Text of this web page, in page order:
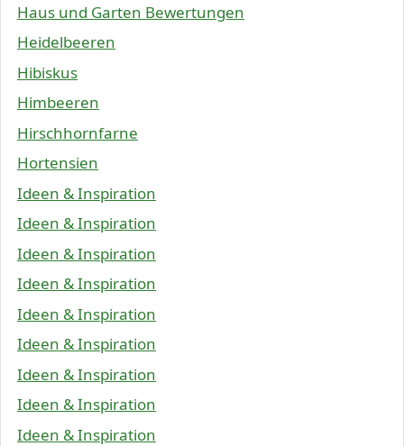
Haus und Garten Bewertungen
Heidelbeeren
Hibiskus
Himbeeren
Hirschhornfarne
Hortensien
Ideen & Inspiration
Ideen & Inspiration
Ideen & Inspiration
Ideen & Inspiration
Ideen & Inspiration
Ideen & Inspiration
Ideen & Inspiration
Ideen & Inspiration
Ideen & Inspiration